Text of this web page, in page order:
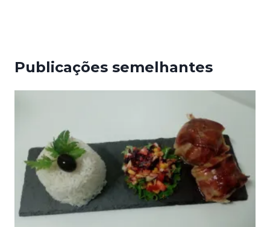
Publicações semelhantes